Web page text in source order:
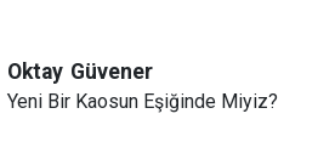
Oktay Güvener
Yeni Bir Kaosun Eşiğinde Miyiz?